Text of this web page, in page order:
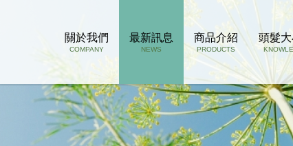
關於我們
COMPANY
最新訊息
NEWS
商品介紹
PRODUCTS
頭髮